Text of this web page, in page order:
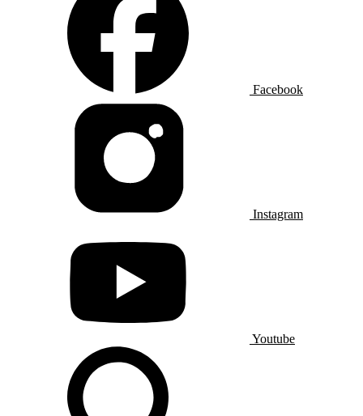
Facebook
Instagram
Youtube